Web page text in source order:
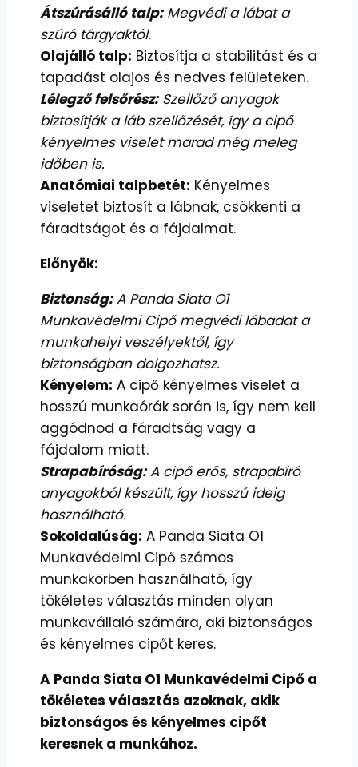
Átszúrásálló talp:Megvédi a lábat a
szúró tárgyaktól.
Olajálló talp: Biztosítja a stabilitást és a
tapadást olajos és nedves felületeken.
Lélegző felsőrész:Szellőző anyagok
biztosítják a láb szellőzését, így a cipő
kényelmes viselet marad még meleg
időben is.
Anatómiai talpbetét: Kényelmes
viseletet biztosít a lábnak, csökkenti a
fáradtságot és a fájdalmat.
Előnyök:
Biztonság:A Panda Siata O1
Munkavédelmi Cipő megvédi lábadat a
munkahelyi veszélyektől, így
biztonságban dolgozhatsz.
Kényelem: A cipő kényelmes viselet a
hosszú munkaórák során is, így nem kell
aggódnod a fáradtság vagy a
fájdalom miatt.
Strapabíróság:A cipő erős, strapabíró
anyagokból készült, így hosszú ideig
használható.
Sokoldalúság: A Panda Siata O1
Munkavédelmi Cipő számos
munkakörben használható, így
tökéletes választás minden olyan
munkavállaló számára, aki biztonságos
és kényelmes cipőt keres.
A Panda Siata O1 Munkavédelmi Cipő a
tökéletes választás azoknak, akik
biztonságos és kényelmes cipőt
keresnek a munkához.